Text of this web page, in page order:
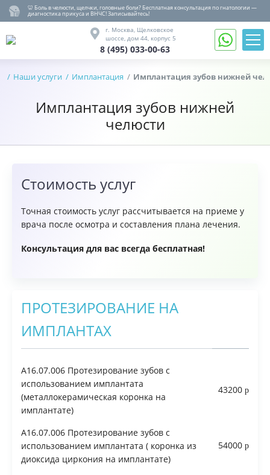
🦷 Боль в челюсти, щелчки, головные боли? Бесплатная консультация по гнатологии —
диагностика прикуса и ВНЧС! Записывайтесь!
г. Москва, Щелковское
шоссе, дом 44, корпус 5
8 (495) 033-00-63
Наши услуги Имплантация Имплантация зубов нижней
Имплантация зубов нижней
челюсти
Стоимость услуг
Точная стоимость услуг рассчитывается на приеме у
врача после осмотра и составления плана лечения.
Консультация для вас всегда бесплатная!
ПРОТЕЗИРОВАНИЕ НА
ИМПЛАНТАХ
A16.07.006 Протезирование зубов с
использованием имплантата
(металлокерамическая коронка на
имплантате)
43200
A16.07.006 Протезирование зубов с
использованием имплантата ( коронка из
диоксида циркония на имплантате)
54000
8 (495) 033-00-63
на
Обратный
Вернуться
Лечение,
Имплантация
Детство
Ортодонтия
Цены
Отзывы